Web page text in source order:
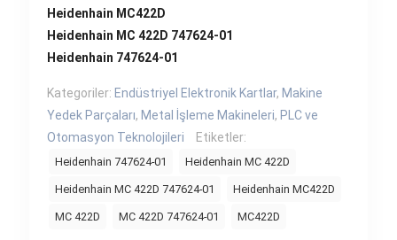
Heidenhain MC422D
Heidenhain MC 422D 747624-01
Heidenhain 747624-01
Kategoriler: Endüstriyel Elektronik Kartlar, Makine
Yedek Parçaları, Metal İşleme Makineleri, PLC ve
Otomasyon Teknolojileri
Etiketler:
Heidenhain 747624-01 Heidenhain MC 422D
Heidenhain MC 422D 747624-01 Heidenhain MC422D
MC 422D MC 422D 747624-01 MC422D